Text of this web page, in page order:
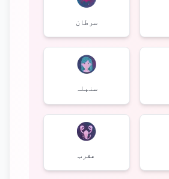
سرطان
سنبلہ
عقرب